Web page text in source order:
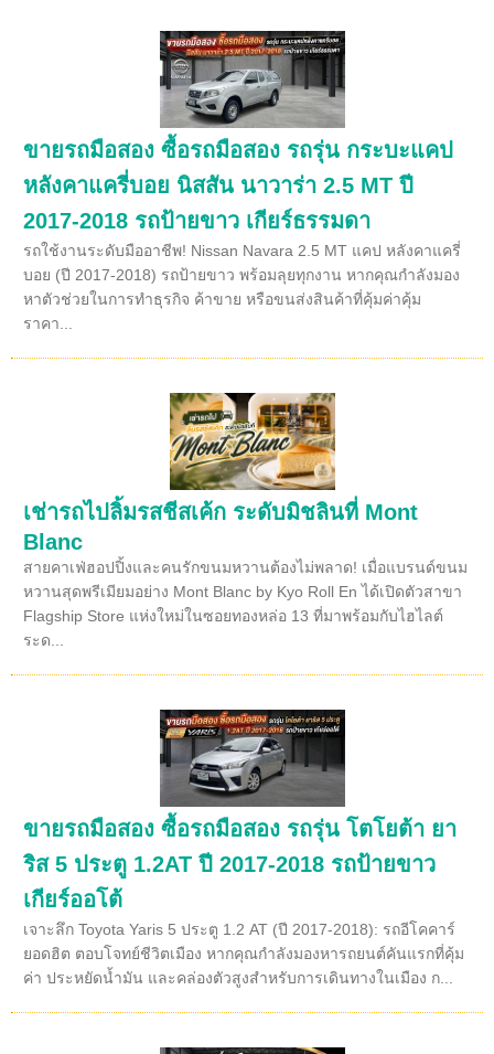
ขายรถมือสอง ซื้อรถมือสอง รถรุ่น กระบะแคป
หลังคาแครี่บอย นิสสัน นาวาร่า 2.5 MT ปี
2017-2018 รถป้ายขาว เกียร์ธรรมดา
รถใช้งานระดับมืออาชีพ! Nissan Navara 2.5 MT แคป หลังคาแครี่
บอย (ปี 2017-2018) รถป้ายขาว พร้อมลุยทุกงาน หากคุณกำลังมอง
หาตัวช่วยในการทำธุรกิจ ค้าขาย หรือขนส่งสินค้าที่คุ้มค่าคุ้ม
ราคา...
เช่ารถไปลิ้มรสชีสเค้ก ระดับมิชลินที่ Mont
Blanc
สายคาเฟ่ฮอปปิ้งและคนรักขนมหวานต้องไม่พลาด! เมื่อแบรนด์ขนม
หวานสุดพรีเมียมอย่าง Mont Blanc by Kyo Roll En ได้เปิดตัวสาขา
Flagship Store แห่งใหม่ในซอยทองหล่อ 13 ที่มาพร้อมกับไฮไลต์
ระด...
ขายรถมือสอง ซื้อรถมือสอง รถรุ่น โตโยต้า ยา
ริส 5 ประตู 1.2AT ปี 2017-2018 รถป้ายขาว
เกียร์ออโต้
เจาะลึก Toyota Yaris 5 ประตู 1.2 AT (ปี 2017-2018): รถอีโคคาร์
ยอดฮิต ตอบโจทย์ชีวิตเมือง หากคุณกำลังมองหารถยนต์คันแรกที่คุ้ม
ค่า ประหยัดน้ำมัน และคล่องตัวสูงสำหรับการเดินทางในเมือง ก...